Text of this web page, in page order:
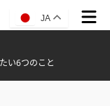
JA
い6つのこと